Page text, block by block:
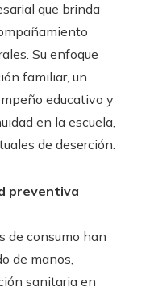
que brinda
Su enfoque
familiar, un
educativo y
en la escuela,
de deserción.
preventiva
de consumo han
de manos,
sanitaria en